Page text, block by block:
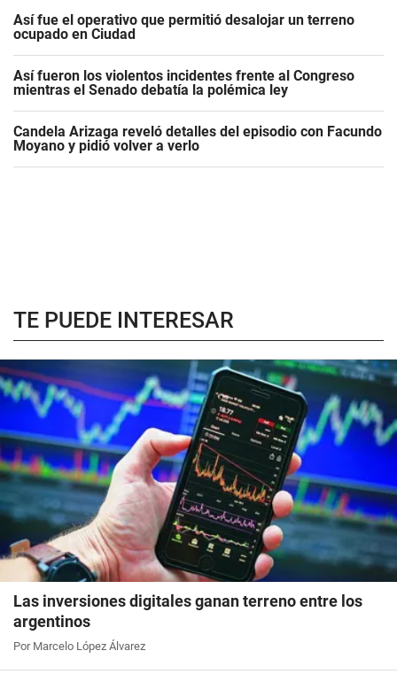
Así fue el operativo que permitió desalojar un terreno
ocupado en Ciudad
Así fueron los violentos incidentes frente al Congreso
mientras el Senado debatía la polémica ley
Candela Arizaga reveló detalles del episodio con Facundo
Moyano y pidió volver a verlo
TE PUEDE INTERESAR
Las inversiones digitales ganan terreno entre los
argentinos
Por Marcelo López Álvarez